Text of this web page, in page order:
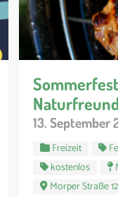
13. September
Freizeit
kostenlos
Morper Straße